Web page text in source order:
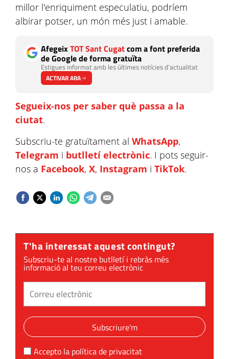
millor l'enriquiment especulatiu, podríem
albirar potser, un món més just i amable.
AfegeixTOT Sant Cugatcom a font preferida
de Google de forma gratuïta
Estigues informat amb les últimes notícies d'actualitat
ACTIVAR ARA
Segueix-nos per saber què passa a la
ciutat.
Subscriu-te gratuïtament al WhatsApp,
Telegram i butlletí electrònic. I pots seguir-
nos a Facebook, X, Instagram i TikTok.
T'ha interessat aquest contingut?
Subscriu-te al nostre butlletí i rebràs més
informació al teu correu electrònic
Subscriure'm
Accepto la política de privacitat